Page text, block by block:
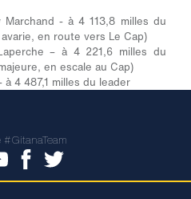
- à 4 113,8 milles du
en route vers Le Cap)
– à 4 221,6 milles du
en escale au Cap)
4 487,1 milles du leader
#GitanaTeam